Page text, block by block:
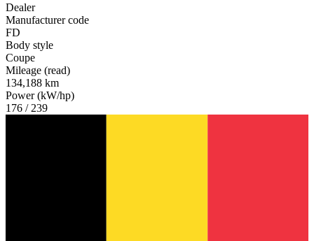
Dealer
Manufacturer code
FD
Body style
Coupe
Mileage (read)
134,188 km
Power (kW/hp)
176 / 239